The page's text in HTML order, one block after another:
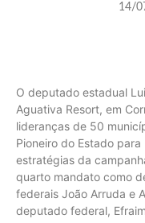
14/
O deputado estadual
Aguativa Resort, em
lideranças de 50
Pioneiro do Estado
estratégias da
quarto mandato como
federais João Arruda e
deputado federal,